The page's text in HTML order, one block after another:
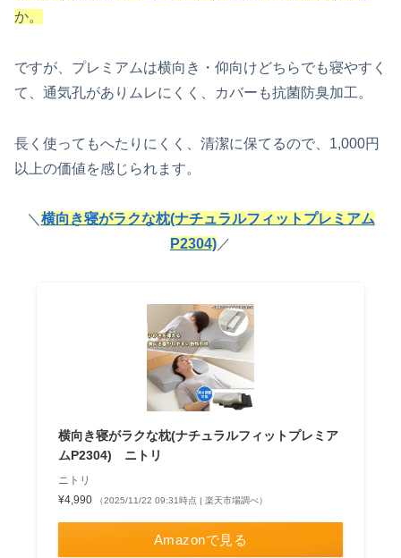
か。
ですが、プレミアムは横向き・仰向けどちらでも寝やすく
て、通気孔がありムレにくく、カバーも抗菌防臭加工。
長く使ってもへたりにくく、清潔に保てるので、1,000円
以上の価値を感じられます。
＼ 横向き寝がラクな枕(ナチュラルフィットプレミアム
P2304) ／
横向き寝がラクな枕(ナチュラルフィットプレミア
ムP2304) ニトリ
ニトリ
¥4,990
（2025/11/22 09:31時点 | 楽天市場調べ）
Amazonで見る